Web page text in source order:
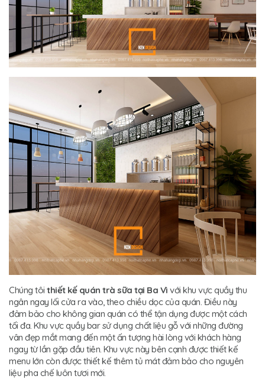
Chúng tôi thiết kế quán trà sữa tại Ba Vì với khu vực quầy thu
ngân ngay lối cửa ra vào, theo chiều dọc của quán. Điều này
đảm bảo cho không gian quán có thể tận dụng được một cách
tối đa. Khu vực quầy bar sử dụng chất liệu gỗ với những đường
vân đẹp mắt mang đến một ấn tượng hài lòng với khách hàng
ngay từ lần gặp đầu tiên. Khu vực này bên cạnh được thiết kế
menu lớn còn được thiết kế thêm tủ mát đảm bảo cho nguyên
liệu pha chế luôn tươi mới.